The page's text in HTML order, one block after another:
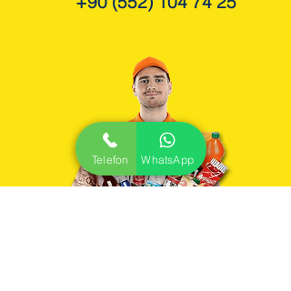
Telefon WhatsApp